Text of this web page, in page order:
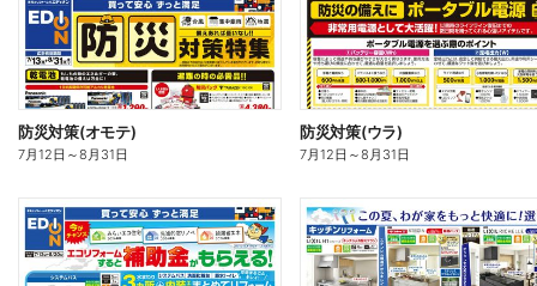
防災対策(オモテ)
7月12日 ～8月31日
防災対策(ウラ)
7月12日 ～8月31日